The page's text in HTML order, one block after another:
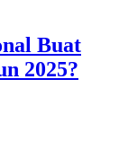
Buat
2025?